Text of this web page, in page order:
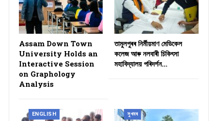
Assam Down Town
University Holds an
Interactive Session
on Graphology
Analysis
তামুলপুৰৰ নিৰ্মীয়মাণ মেডিকেল
কলেজ আৰু নলবাৰী চিকিৎসা
মহাবিদ্যালয় পৰিদৰ্শন…
ENGLISH সুখবৰ